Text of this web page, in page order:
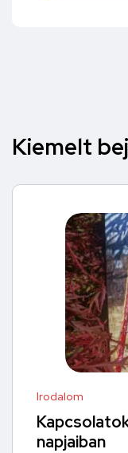
Kiemelt
Irodalom
napjaiban